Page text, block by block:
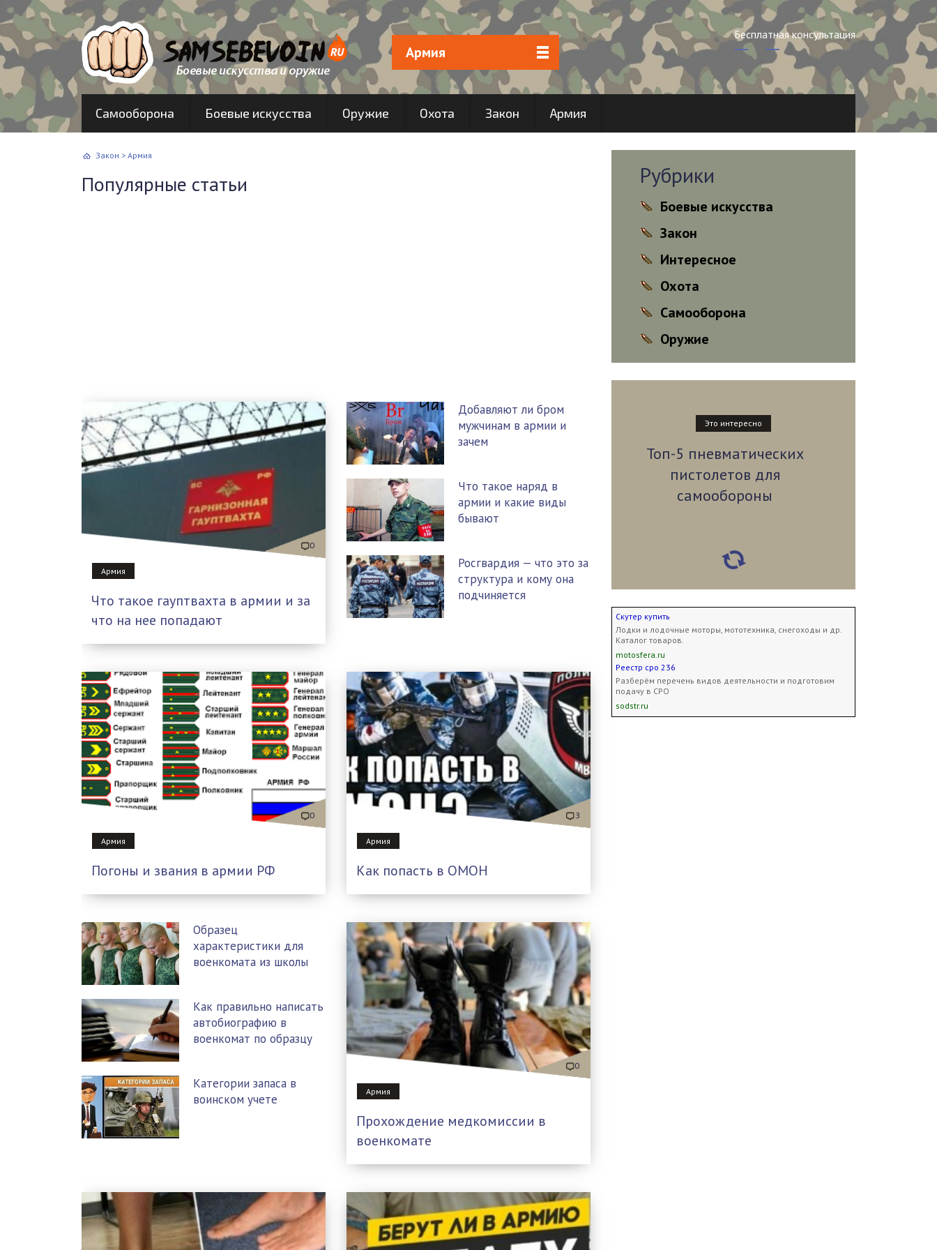
Армия
Бесплатная консультация
Самооборона Боевые искусства Оружие Охота Закон Армия
Закон > Армия
Популярные статьи
0
Армия
Что такое гауптвахта в армии и за
что на нее попадают
Добавляют ли бром
мужчинам в армии и
зачем
Что такое наряд в
армии и какие виды
бывают
Росгвардия — что это за
структура и кому она
подчиняется
0
Армия
Погоны и звания в армии РФ
3
Армия
Как попасть в ОМОН
Образец
характеристики для
военкомата из школы
Как правильно написать
автобиографию в
военкомат по образцу
Категории запаса в
воинском учете
0
Армия
Прохождение медкомиссии в
военкомате
Рубрики
Боевые искусства
Закон
Интересное
Охота
Самооборона
Оружие
Это интересно
Топ-5 пневматических
пистолетов для
самообороны
Скутер купить
Лодки и лодочные моторы, мототехника, снегоходы и др.
Каталог товаров.
motosfera.ru
Реестр сро 236
Разберём перечень видов деятельности и подготовим
подачу в СРО
sodstr.ru